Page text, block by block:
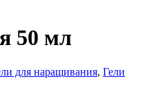
50 мл
для наращивания, Гели